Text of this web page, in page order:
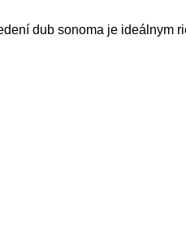
dub sonoma je ideálnym